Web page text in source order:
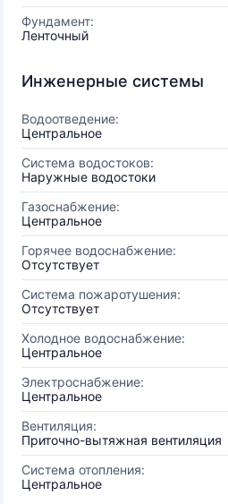
Фундамент:
Ленточный
Инженерные системы
Водоотведение:
Центральное
Система водостоков:
Наружные водостоки
Газоснабжение:
Центральное
Горячее водоснабжение:
Отсутствует
Система пожаротушения:
Отсутствует
Холодное водоснабжение:
Центральное
Электроснабжение:
Центральное
Вентиляция:
Приточно-вытяжная вентиляция
Система отопления:
Центральное